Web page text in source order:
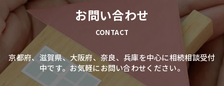
お問い合わせ
CONTACT
京都府、滋賀県、大阪府、奈良、兵庫を中心に相続相談受付
中です。お気軽にお問い合わせください。